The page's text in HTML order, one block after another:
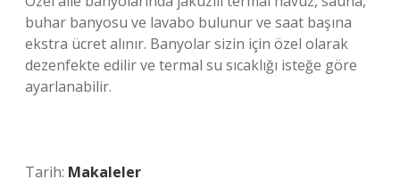
buhar banyosu ve lavabo bulunur ve saat başına
ekstra ücret alınır. Banyolar sizin için özel olarak
dezenfekte edilir ve termal su sıcaklığı isteğe göre
ayarlanabilir.
Tarih: Makaleler